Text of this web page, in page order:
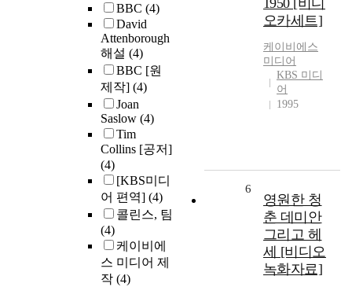
BBC (4)
David
Attenborough
해설 (4)
BBC [원
제작] (4)
Joan
Saslow (4)
Tim
Collins [공저]
(4)
[KBS미디
어 편역] (4)
콜린스, 팀
(4)
케이비에
스 미디어 제
작 (4)
1950 [비디
오카세트]
케이비에스
미디어
KBS 미디
어
1995
6
영원한 청
춘 데미안
그리고 헤
세 [비디오
녹화자료]